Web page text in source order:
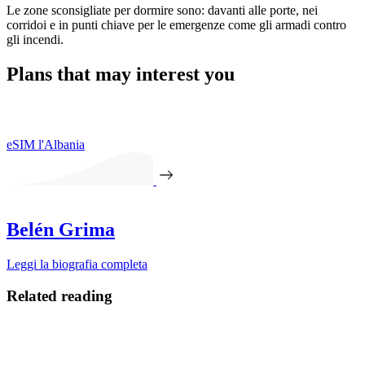
Le zone sconsigliate per dormire sono: davanti alle porte, nei
corridoi e in punti chiave per le emergenze come gli armadi contro
gli incendi.
Plans that may interest you
eSIM l'Albania
Belén Grima
Leggi la biografia completa
Related reading